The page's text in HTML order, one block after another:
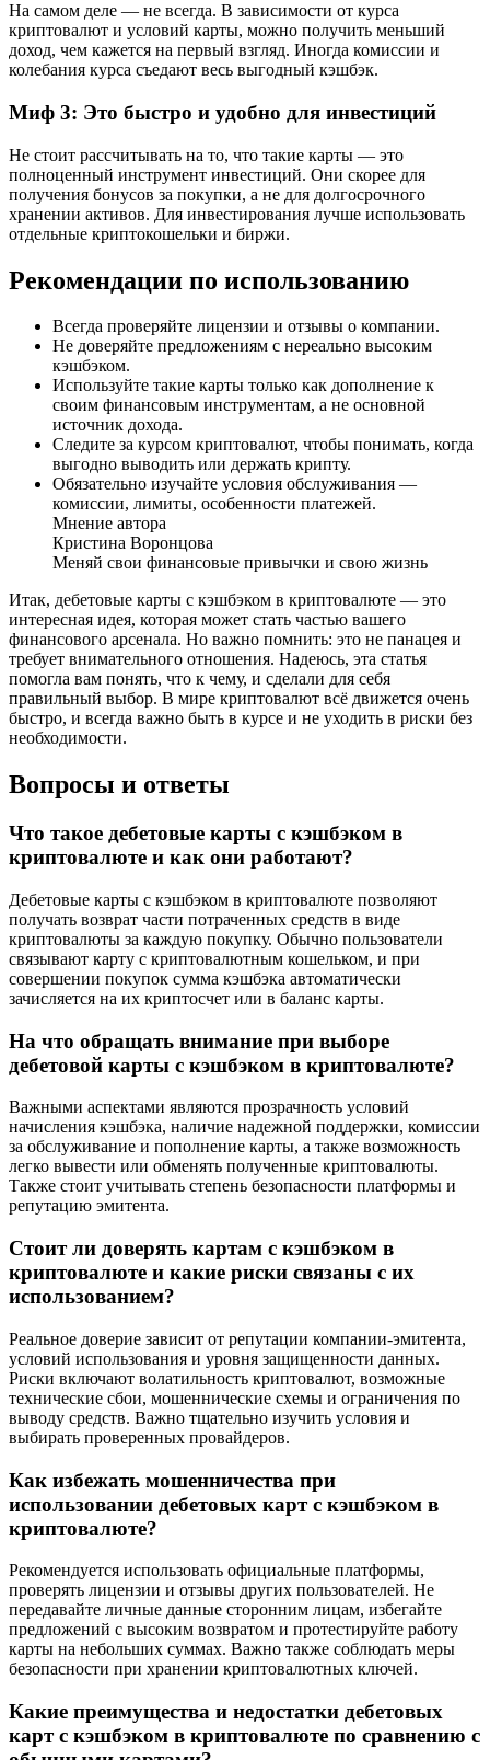
На самом деле — не всегда. В зависимости от курса
криптовалют и условий карты, можно получить меньший
доход, чем кажется на первый взгляд. Иногда комиссии и
колебания курса съедают весь выгодный кэшбэк.
Миф 3: Это быстро и удобно для инвестиций
Не стоит рассчитывать на то, что такие карты — это
полноценный инструмент инвестиций. Они скорее для
получения бонусов за покупки, а не для долгосрочного
хранении активов. Для инвестирования лучше использовать
отдельные криптокошельки и биржи.
Рекомендации по использованию
Всегда проверяйте лицензии и отзывы о компании.
Не доверяйте предложениям с нереально высоким
кэшбэком.
Используйте такие карты только как дополнение к
своим финансовым инструментам, а не основной
источник дохода.
Следите за курсом криптовалют, чтобы понимать, когда
выгодно выводить или держать крипту.
Обязательно изучайте условия обслуживания —
комиссии, лимиты, особенности платежей.
Мнение автора
Кристина Воронцова
Меняй свои финансовые привычки и свою жизнь
Итак, дебетовые карты с кэшбэком в криптовалюте — это
интересная идея, которая может стать частью вашего
финансового арсенала. Но важно помнить: это не панацея и
требует внимательного отношения. Надеюсь, эта статья
помогла вам понять, что к чему, и сделали для себя
правильный выбор. В мире криптовалют всё движется очень
быстро, и всегда важно быть в курсе и не уходить в риски без
необходимости.
Вопросы и ответы
Что такое дебетовые карты с кэшбэком в
криптовалюте и как они работают?
Дебетовые карты с кэшбэком в криптовалюте позволяют
получать возврат части потраченных средств в виде
криптовалюты за каждую покупку. Обычно пользователи
связывают карту с криптовалютным кошельком, и при
совершении покупок сумма кэшбэка автоматически
зачисляется на их криптосчет или в баланс карты.
На что обращать внимание при выборе
дебетовой карты с кэшбэком в криптовалюте?
Важными аспектами являются прозрачность условий
начисления кэшбэка, наличие надежной поддержки, комиссии
за обслуживание и пополнение карты, а также возможность
легко вывести или обменять полученные криптовалюты.
Также стоит учитывать степень безопасности платформы и
репутацию эмитента.
Стоит ли доверять картам с кэшбэком в
криптовалюте и какие риски связаны с их
использованием?
Реальное доверие зависит от репутации компании-эмитента,
условий использования и уровня защищенности данных.
Риски включают волатильность криптовалют, возможные
технические сбои, мошеннические схемы и ограничения по
выводу средств. Важно тщательно изучить условия и
выбирать проверенных провайдеров.
Как избежать мошенничества при
использовании дебетовых карт с кэшбэком в
криптовалюте?
Рекомендуется использовать официальные платформы,
проверять лицензии и отзывы других пользователей. Не
передавайте личные данные сторонним лицам, избегайте
предложений с высоким возвратом и протестируйте работу
карты на небольших суммах. Важно также соблюдать меры
безопасности при хранении криптовалютных ключей.
Какие преимущества и недостатки дебетовых
карт с кэшбэком в криптовалюте по сравнению с